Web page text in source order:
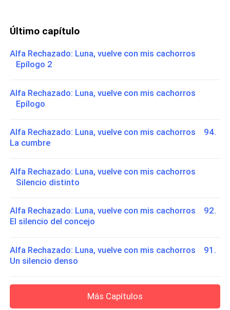
Último capítulo
Alfa Rechazado: Luna, vuelve con mis cachorros
Epílogo 2
Alfa Rechazado: Luna, vuelve con mis cachorros
Epílogo
Alfa Rechazado: Luna, vuelve con mis cachorros 94.
La cumbre
Alfa Rechazado: Luna, vuelve con mis cachorros
Silencio distinto
Alfa Rechazado: Luna, vuelve con mis cachorros 92.
El silencio del concejo
Alfa Rechazado: Luna, vuelve con mis cachorros 91.
Un silencio denso
Más Capítulos